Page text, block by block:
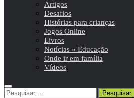
Artigos
Desafios
Histórias para crianças
Jogos Online
Livros
Notícias » Educação
Onde ir em família
Vídeos
Pesquisar